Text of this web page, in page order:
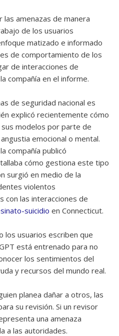
amenazas de manera
de los usuarios
matizado e informado
de comportamiento de los
de interacciones de
compañía en el informe.
de seguridad nacional es
explicó recientemente cómo
modelos por parte de
emocional o mental.
compañía publicó
cómo gestiona este tipo
surgió en medio de la
violentos
con las interacciones de
suicidio en Connecticut.
los usuarios escriben que
está entrenado para no
los sentimientos del
y recursos del mundo real.
planea dañar a otros, las
su revisión. Si un revisor
una amenaza
a las autoridades.